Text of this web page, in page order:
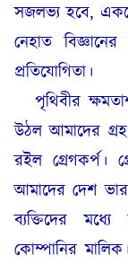
সজলভ্য হবে,
নেহাত বিজ্ঞানের
প্রতিযোগিতা।
পৃথিবীর
উঠল আমাদের
রইল গ্রেগকর্প।
আমাদের দেশ
ব্যক্তিদের মধ্যে
কোম্পানির